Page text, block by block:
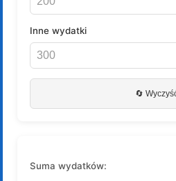
Inne wydatki
🔄
Suma wydatków: